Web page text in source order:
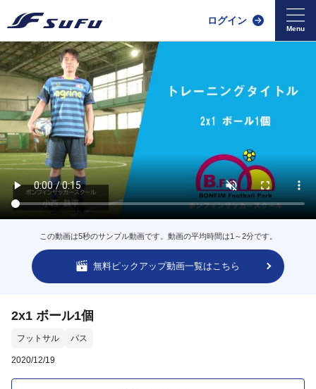
ログイン
この動画は5秒のサンプル動画です。動画の平均時間は1～2分です。
無料ピックアップ動画一覧はこちら
2x1 ボール1個
フットサル パス
2020/12/19